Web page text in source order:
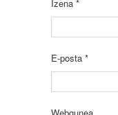
Izena *
E-posta *